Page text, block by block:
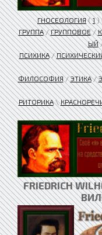
ГНОСЕОЛОГИЯ(1)
ГРУППА/ГРУППОВОЕ/
ЫЙ
ПСИХИКА/
ФИЛОСОФИЯ/ЭТИКА/
РИТОРИКА\
FRIEDRICH